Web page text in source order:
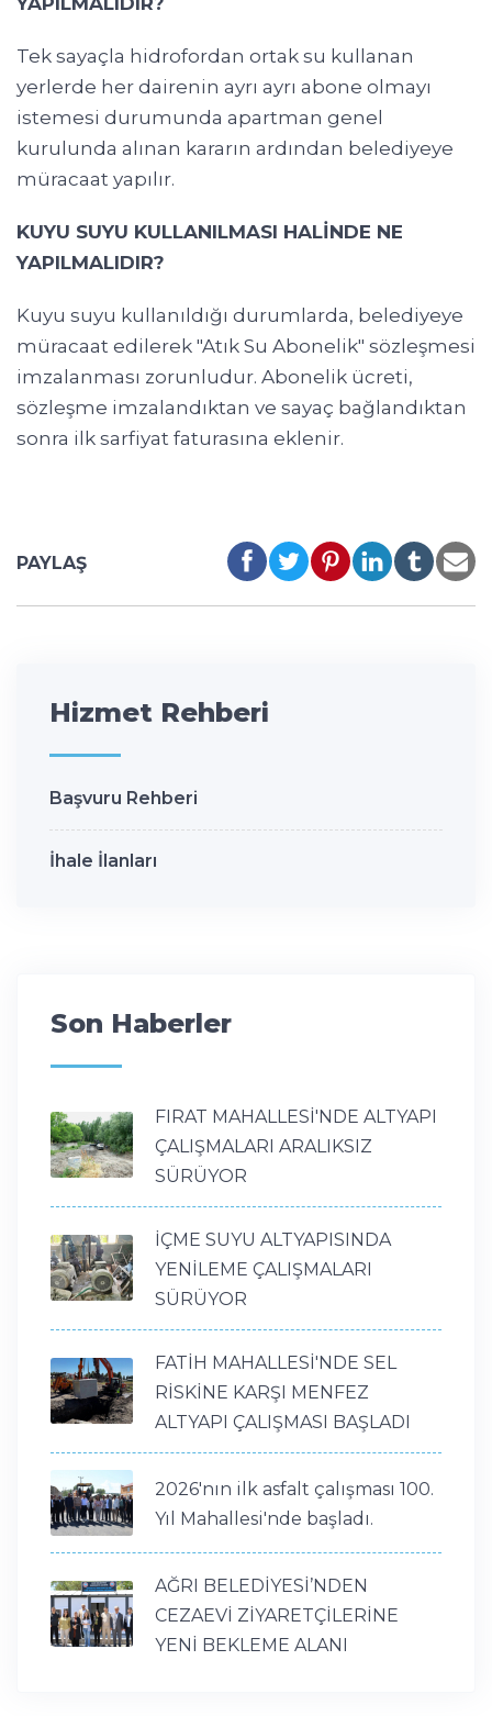
Tek sayaçla hidrofordan ortak su kullanan
yerlerde her dairenin ayrı ayrı abone olmayı
istemesi durumunda apartman genel
kurulunda alınan kararın ardından belediyeye
müracaat yapılır.
KUYU SUYU KULLANILMASI HALİNDE NE
YAPILMALIDIR?
Kuyu suyu kullanıldığı durumlarda, belediyeye
müracaat edilerek "Atık Su Abonelik" sözleşmesi
imzalanması zorunludur. Abonelik ücreti,
sözleşme imzalandıktan ve sayaç bağlandıktan
sonra ilk sarfiyat faturasına eklenir.
PAYLAŞ
Hizmet Rehberi
Başvuru Rehberi
İhale İlanları
Son Haberler
FIRAT MAHALLESİ'NDE ALTYAPI
ÇALIŞMALARI ARALIKSIZ
SÜRÜYOR
İÇME SUYU ALTYAPISINDA
YENİLEME ÇALIŞMALARI
SÜRÜYOR
FATİH MAHALLESİ'NDE SEL
RİSKİNE KARŞI MENFEZ
ALTYAPI ÇALIŞMASI BAŞLADI
2026'nın ilk asfalt çalışması 100.
Yıl Mahallesi'nde başladı.
AĞRI BELEDİYESİ’NDEN
CEZAEVİ ZİYARETÇİLERİNE
YENİ BEKLEME ALANI